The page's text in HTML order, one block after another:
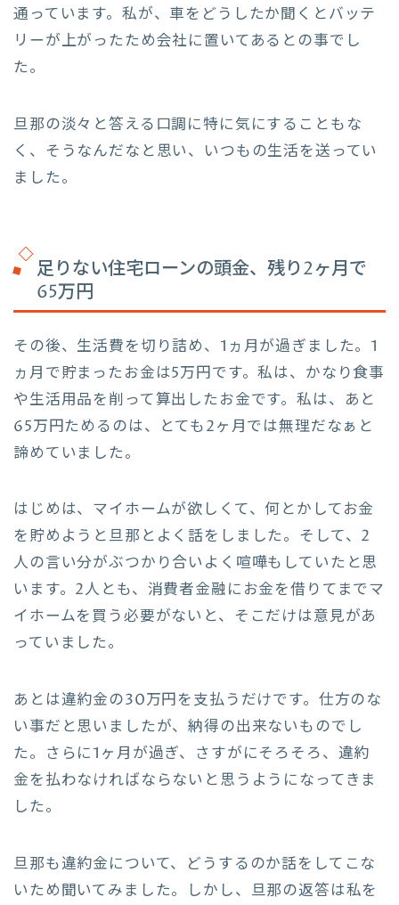
通っています。私が、車をどうしたか聞くとバッテ
リーが上がったため会社に置いてあるとの事でし
た。
旦那の淡々と答える口調に特に気にすることもな
く、そうなんだなと思い、いつもの生活を送ってい
ました。
足りない住宅ローンの頭金、残り2ヶ月で
65万円
その後、生活費を切り詰め、1ヵ月が過ぎました。1
ヵ月で貯まったお金は5万円です。私は、かなり食事
や生活用品を削って算出したお金です。私は、あと
65万円ためるのは、とても2ヶ月では無理だなぁと
諦めていました。
はじめは、マイホームが欲しくて、何とかしてお金
を貯めようと旦那とよく話をしました。そして、2
人の言い分がぶつかり合いよく喧嘩もしていたと思
います。2人とも、消費者金融にお金を借りてまでマ
イホームを買う必要がないと、そこだけは意見があ
っていました。
あとは違約金の30万円を支払うだけです。仕方のな
い事だと思いましたが、納得の出来ないものでし
た。さらに1ヶ月が過ぎ、さすがにそろそろ、違約
金を払わなければならないと思うようになってきま
した。
旦那も違約金について、どうするのか話をしてこな
いため聞いてみました。しかし、旦那の返答は私を